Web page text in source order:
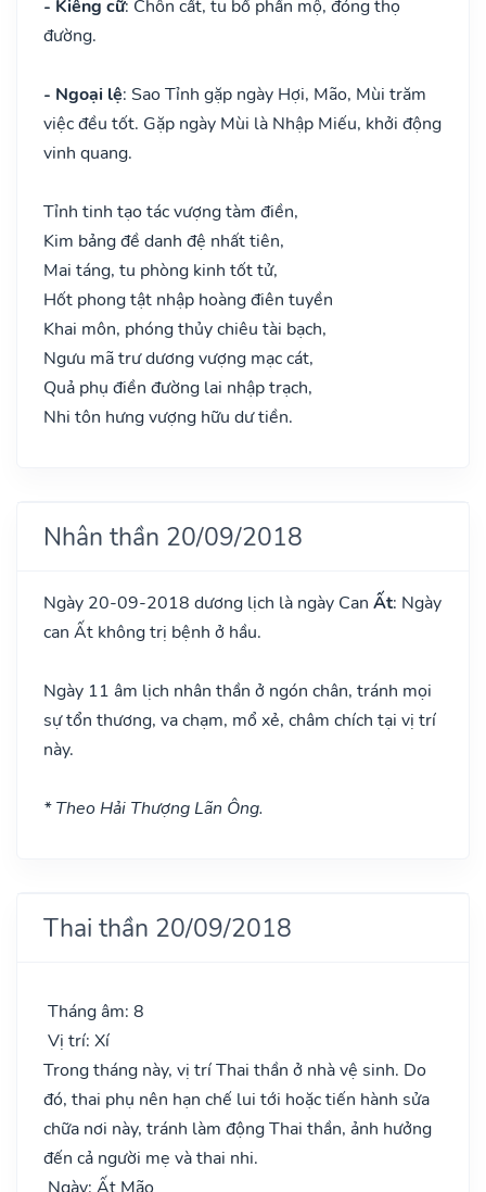
- Kiêng cữ: Chôn cất, tu bổ phần mộ, đóng thọ
đường.
- Ngoại lệ: Sao Tỉnh gặp ngày Hợi, Mão, Mùi trăm
việc đều tốt. Gặp ngày Mùi là Nhập Miếu, khởi động
vinh quang.
Tỉnh tinh tạo tác vượng tàm điền,
Kim bảng đề danh đệ nhất tiên,
Mai táng, tu phòng kinh tốt tử,
Hốt phong tật nhập hoàng điên tuyền
Khai môn, phóng thủy chiêu tài bạch,
Ngưu mã trư dương vượng mạc cát,
Quả phụ điền đường lai nhập trạch,
Nhi tôn hưng vượng hữu dư tiền.
Nhân thần 20/09/2018
Ngày 20-09-2018 dương lịch là ngày Can Ất: Ngày
can Ất không trị bệnh ở hầu.
Ngày 11 âm lịch nhân thần ở ngón chân, tránh mọi
sự tổn thương, va chạm, mổ xẻ, châm chích tại vị trí
này.
* Theo Hải Thượng Lãn Ông.
Thai thần 20/09/2018
Tháng âm: 8
Vị trí: Xí
Trong tháng này, vị trí Thai thần ở nhà vệ sinh. Do
đó, thai phụ nên hạn chế lui tới hoặc tiến hành sửa
chữa nơi này, tránh làm động Thai thần, ảnh hưởng
đến cả người mẹ và thai nhi.